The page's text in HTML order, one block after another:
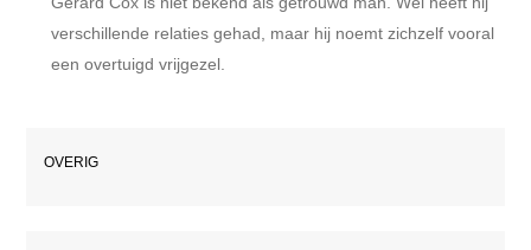
verschillende relaties gehad, maar hij noemt zichzelf vooral
een overtuigd vrijgezel.
OVERIG